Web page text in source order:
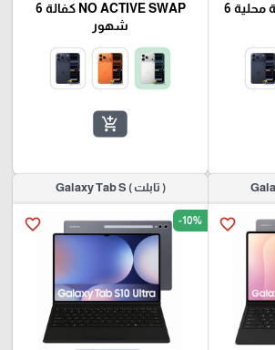
ACTIVE SWAP كفالة محلية 6
NO ACTIVE SWAP كفالة 6
شهور
add_shopping_cart
favorite_border
( تابلت ) Galaxy Tab S
favorite_border -10%